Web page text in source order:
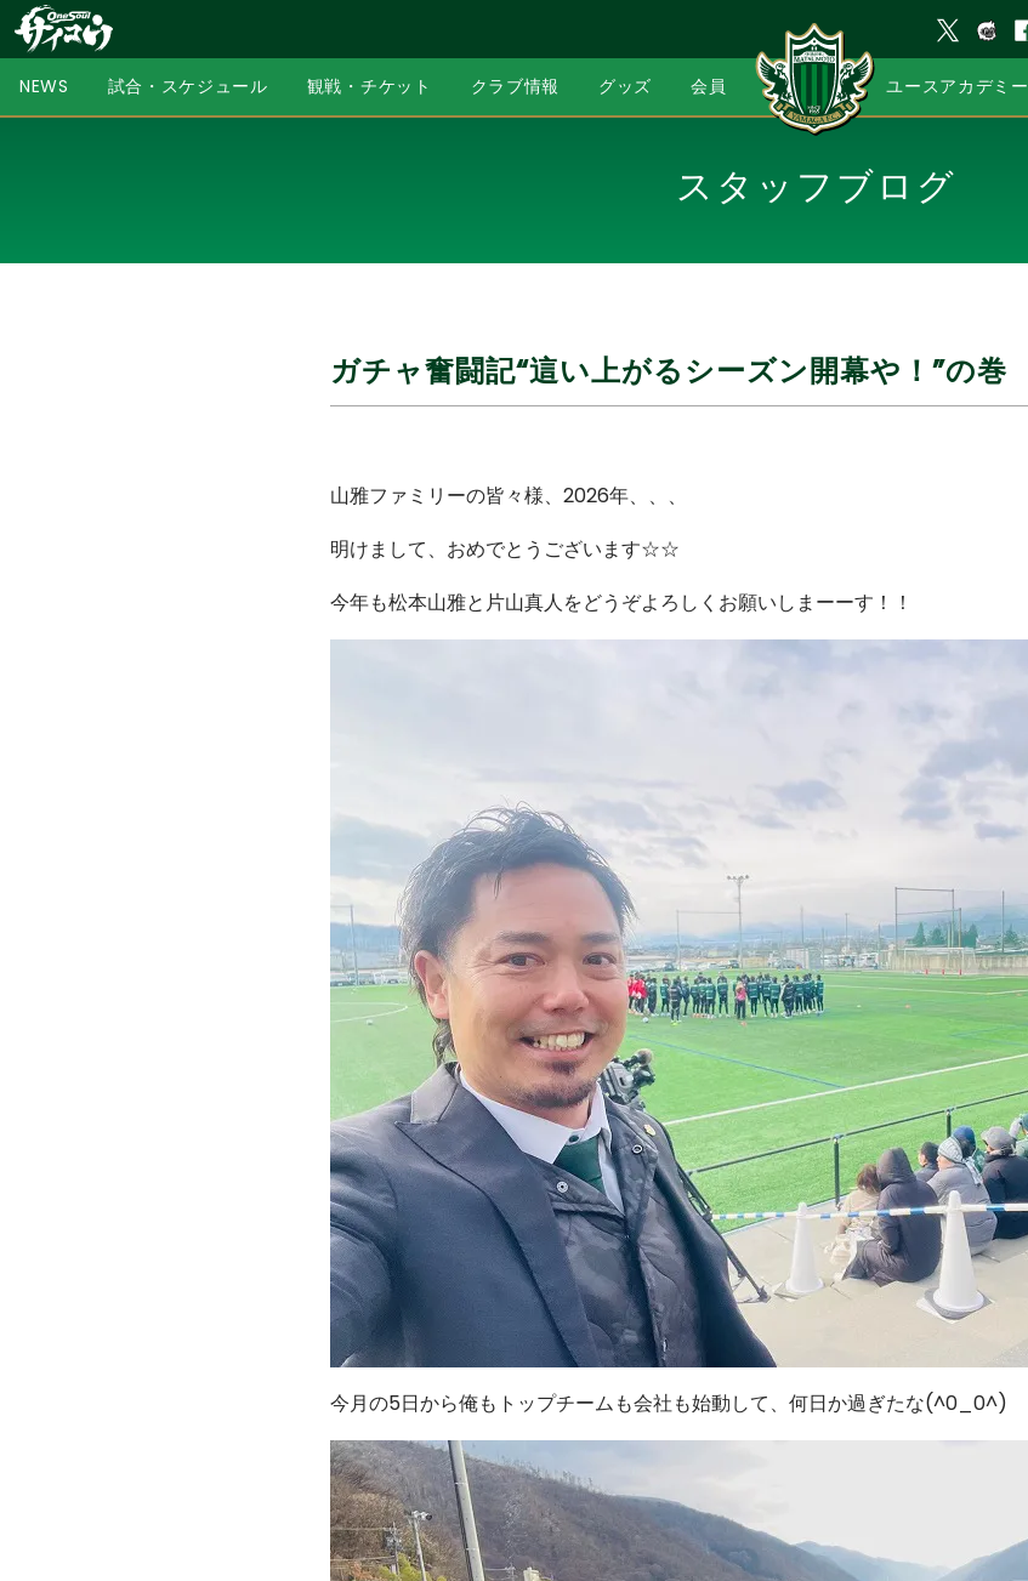
NEWS 試合・スケジュール 観戦・チケット クラブ情報 グッズ 会員 ユースアカデミー
スタッフブログ
ガチャ奮闘記“這い上がるシーズン開幕や！”の巻
山雅ファミリーの皆々様、2026年、、、
明けまして、おめでとうございます☆☆
今年も松本山雅と片山真人をどうぞよろしくお願いしまーーす！！
今月の5日から俺もトップチームも会社も始動して、何日か過ぎたな(^0_0^)